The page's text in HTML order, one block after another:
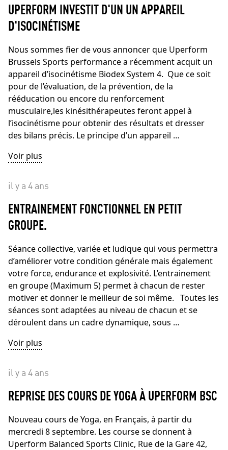
UPERFORM INVESTIT D'UN UN APPAREIL
D'ISOCINÉTISME
Nous sommes fier de vous annoncer que Uperform
Brussels Sports performance a récemment acquit un
appareil d’isocinétisme Biodex System 4. Que ce soit
pour de l’évaluation, de la prévention, de la
rééducation ou encore du renforcement
musculaire,les kinésithérapeutes feront appel à
l’isocinétisme pour obtenir des résultats et dresser
des bilans précis. Le principe d’un appareil …
Voir plus
il y a 4 ans
ENTRAINEMENT FONCTIONNEL EN PETIT
GROUPE.
Séance collective, variée et ludique qui vous permettra
d’améliorer votre condition générale mais également
votre force, endurance et explosivité. L’entrainement
en groupe (Maximum 5) permet à chacun de rester
motiver et donner le meilleur de soi même. Toutes les
séances sont adaptées au niveau de chacun et se
déroulent dans un cadre dynamique, sous …
Voir plus
il y a 4 ans
REPRISE DES COURS DE YOGA À UPERFORM BSC
Nouveau cours de Yoga, en Français, à partir du
mercredi 8 septembre. Les course se donnent à
Uperform Balanced Sports Clinic, Rue de la Gare 42,